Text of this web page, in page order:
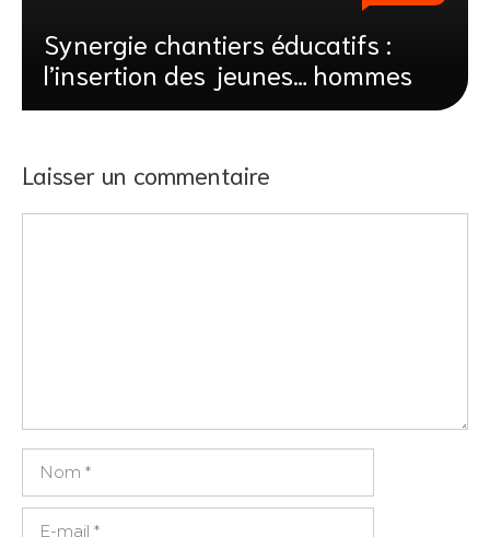
Synergie chantiers éducatifs :
l’insertion des jeunes… hommes
Laisser un commentaire